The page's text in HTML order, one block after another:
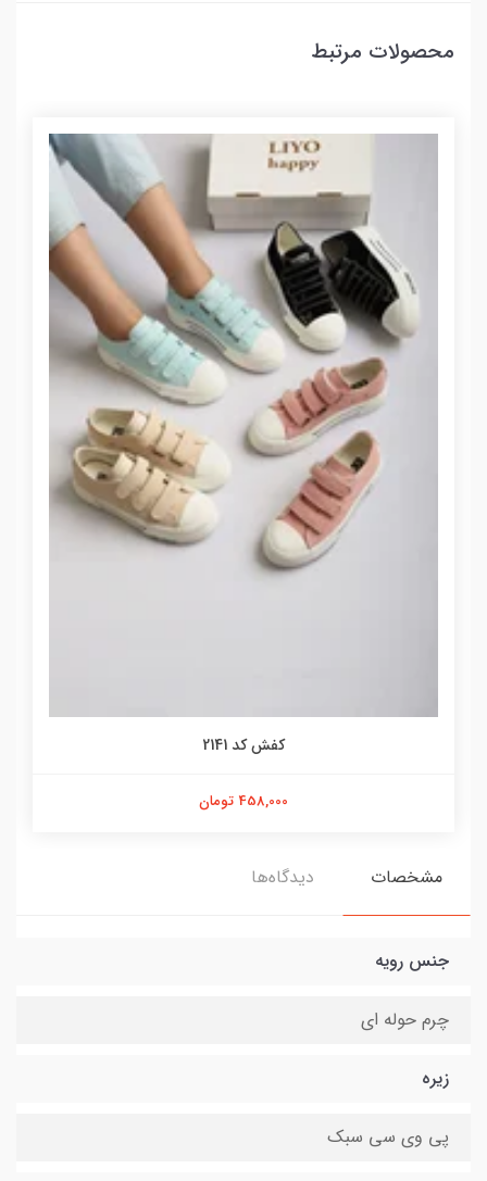
محصولات مرتبط
کفش کد 2141
458,000 تومان
مشخصات دیدگاه‌ها
جنس رویه
چرم حوله ای
زیره
پی وی سی سبک